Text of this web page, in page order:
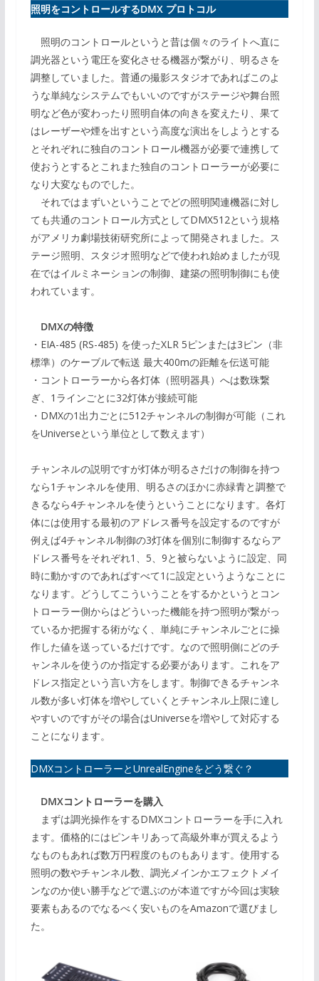
照明をコントロールするDMX プロトコル
照明のコントロールというと昔は個々のライトへ直に
調光器という電圧を変化させる機器が繋がり、明るさを
調整していました。普通の撮影スタジオであればこのよ
うな単純なシステムでもいいのですがステージや舞台照
明など色が変わったり照明自体の向きを変えたり、果て
はレーザーや煙を出すという高度な演出をしようとする
とそれぞれに独自のコントロール機器が必要で連携して
使おうとするとこれまた独自のコントローラーが必要に
なり大変なものでした。
それではまずいということでどの照明関連機器に対し
ても共通のコントロール方式としてDMX512という規格
がアメリカ劇場技術研究所によって開発されました。ス
テージ照明、スタジオ照明などで使われ始めましたが現
在ではイルミネーションの制御、建築の照明制御にも使
われています。
DMXの特徴
・EIA-485 (RS-485) を使ったXLR 5ピンまたは3ピン（非
標準）のケーブルで転送 最大400mの距離を伝送可能
・コントローラーから各灯体（照明器具）へは数珠繋
ぎ、1ラインごとに32灯体が接続可能
・DMXの1出力ごとに512チャンネルの制御が可能（これ
をUniverseという単位として数えます）
チャンネルの説明ですが灯体が明るさだけの制御を持つ
なら1チャンネルを使用、明るさのほかに赤緑青と調整で
きるなら4チャンネルを使うということになります。各灯
体には使用する最初のアドレス番号を設定するのですが
例えば4チャンネル制御の3灯体を個別に制御するならア
ドレス番号をそれぞれ1、5、9と被らないように設定、同
時に動かすのであればすべて1に設定というようなことに
なります。どうしてこういうことをするかというとコン
トローラー側からはどういった機能を持つ照明が繋がっ
ているか把握する術がなく、単純にチャンネルごとに操
作した値を送っているだけです。なので照明側にどのチ
ャンネルを使うのか指定する必要があります。これをア
ドレス指定という言い方をします。制御できるチャンネ
ル数が多い灯体を増やしていくとチャンネル上限に達し
やすいのですがその場合はUniverseを増やして対応する
ことになります。
DMXコントローラーとUnrealEngineをどう繋ぐ？
DMXコントローラーを購入
まずは調光操作をするDMXコントローラーを手に入れ
ます。価格的にはピンキリあって高級外車が買えるよう
なものもあれば数万円程度のものもあります。使用する
照明の数やチャンネル数、調光メインかエフェクトメイ
ンなのか使い勝手などで選ぶのが本道ですが今回は実験
要素もあるのでなるべく安いものをAmazonで選びまし
た。